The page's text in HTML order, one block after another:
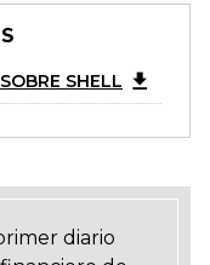
SHELL
diario